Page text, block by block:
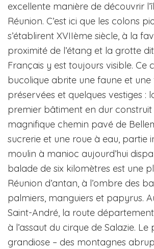
excellente manière de découvrir
Réunion. C’est ici que les colons
s’établirent XVIIème siècle, à la
proximité de l’étang et la grotte
Français y est toujours visible. Ce
bucolique abrite une faune et une
préservées et quelques vestiges :
premier bâtiment en dur construit
magnifique chemin pavé de
sucrerie et une roue à eau, partie
moulin à manioc aujourd’hui
balade de six kilomètres est une
Réunion d’antan, à l’ombre des
palmiers, manguiers et papyrus.
Saint-André, la route
à l’assaut du cirque de Salazie. Le
grandiose – des montagnes